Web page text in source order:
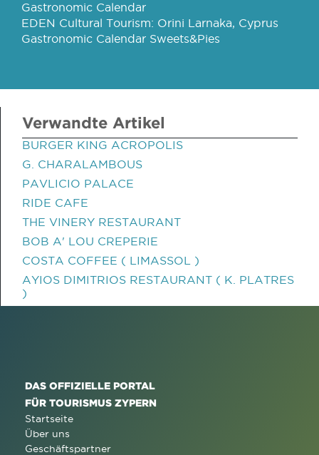
Gastronomic Calendar
EDEN Cultural Tourism: Orini Larnaka, Cyprus
Gastronomic Calendar Sweets&Pies
Verwandte Artikel
BURGER KING ACROPOLIS
G. CHARALAMBOUS
PAVLICIO PALACE
RIDE CAFE
THE VINERY RESTAURANT
BOB A' LOU CREPERIE
COSTA COFFEE ( LIMASSOL )
AYIOS DIMITRIOS RESTAURANT ( K. PLATRES
)
DAS OFFIZIELLE PORTAL
FÜR TOURISMUS ZYPERN
Startseite
Über uns
Geschäftspartner